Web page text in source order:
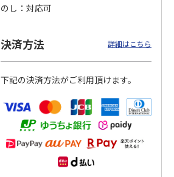
【グリーティング切
円…
4.8（11）
5,500円
4.6（7）
11,000円
のし
対応可
決済方法 詳細はこちら
下記の決済方法がご利用頂けます。